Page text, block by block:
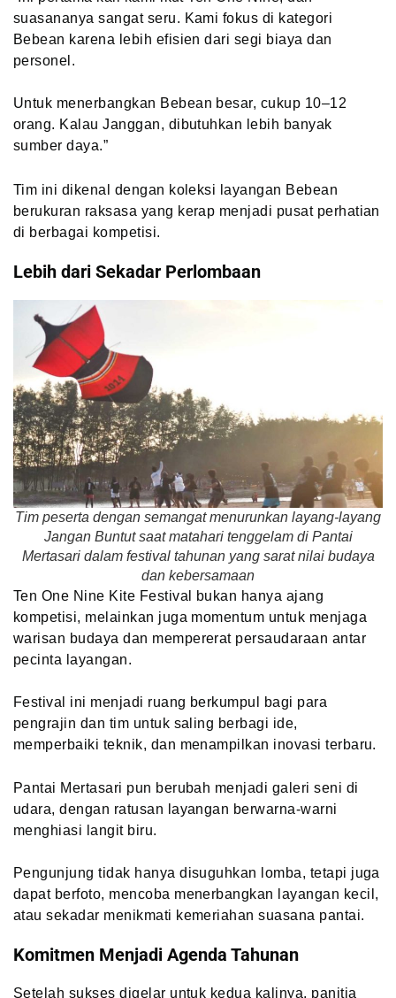
suasananya sangat seru. Kami fokus di kategori
Bebean karena lebih efisien dari segi biaya dan
personel.
Untuk menerbangkan Bebean besar, cukup 10–12
orang. Kalau Janggan, dibutuhkan lebih banyak
sumber daya.”
Tim ini dikenal dengan koleksi layangan Bebean
berukuran raksasa yang kerap menjadi pusat perhatian
di berbagai kompetisi.
Lebih dari Sekadar Perlombaan
Tim peserta dengan semangat menurunkan layang-layang
Jangan Buntut saat matahari tenggelam di Pantai
Mertasari dalam festival tahunan yang sarat nilai budaya
dan kebersamaan
Ten One Nine Kite Festival bukan hanya ajang
kompetisi, melainkan juga momentum untuk menjaga
warisan budaya dan mempererat persaudaraan antar
pecinta layangan.
Festival ini menjadi ruang berkumpul bagi para
pengrajin dan tim untuk saling berbagi ide,
memperbaiki teknik, dan menampilkan inovasi terbaru.
Pantai Mertasari pun berubah menjadi galeri seni di
udara, dengan ratusan layangan berwarna-warni
menghiasi langit biru.
Pengunjung tidak hanya disuguhkan lomba, tetapi juga
dapat berfoto, mencoba menerbangkan layangan kecil,
atau sekadar menikmati kemeriahan suasana pantai.
Komitmen Menjadi Agenda Tahunan
Setelah sukses digelar untuk kedua kalinya, panitia